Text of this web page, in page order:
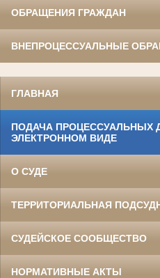
ОБРАЩЕНИЯ ГРАЖДАН
ВНЕПРОЦЕССУАЛЬНЫЕ
ГЛАВНАЯ
ПОДАЧА ПРОЦЕССУАЛЬНЫХ
ЭЛЕКТРОННОМ ВИДЕ
О СУДЕ
ТЕРРИТОРИАЛЬНАЯ
СУДЕЙСКОЕ СООБЩЕСТВО
НОРМАТИВНЫЕ АКТЫ